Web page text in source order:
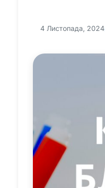
4 Листопада, 2024